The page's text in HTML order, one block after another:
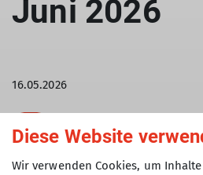
Juni 2026
16.05.2026
Das Turner-Alpen-Kränzchen
Diese Website
Wir verwenden Cookies, um